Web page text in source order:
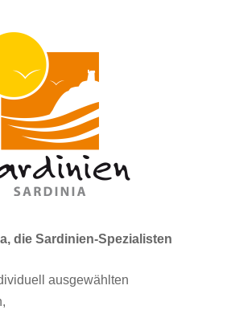
die Sardinien-Spezialisten
ausgewählten